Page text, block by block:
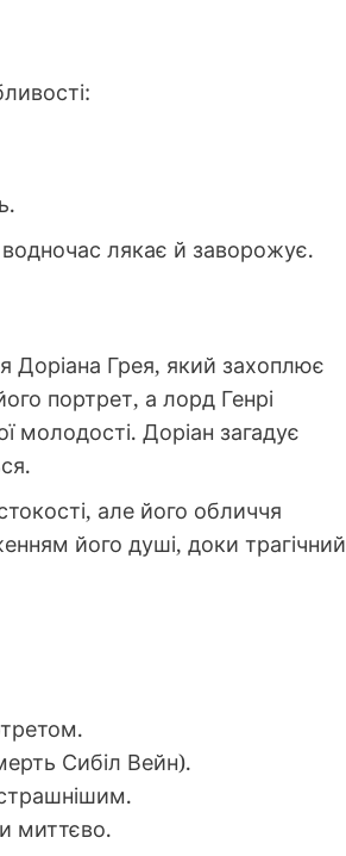
водночас лякає й заворожує.
Доріана Грея, який захоплює
портрет, а лорд Генрі
молодості. Доріан загадує
але його обличчя
його душі, доки трагічний
Сибіл Вейн).
миттєво.